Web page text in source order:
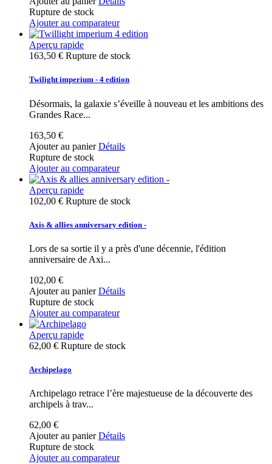
Rupture de stock
Ajouter au comparateur
Aperçu rapide
163,50 € Rupture de stock
Twilight imperium - 4 edition
Désormais, la galaxie s’éveille à nouveau et les ambitions des
Grandes Race...
163,50 €
Ajouter au panier Détails
Rupture de stock
Ajouter au comparateur
Aperçu rapide
102,00 € Rupture de stock
Axis & allies anniversary edition -
Lors de sa sortie il y a près d'une décennie, l'édition
anniversaire de Axi...
102,00 €
Ajouter au panier Détails
Rupture de stock
Ajouter au comparateur
Aperçu rapide
62,00 € Rupture de stock
Archipelago
Archipelago retrace l’ère majestueuse de la découverte des
archipels à trav...
62,00 €
Ajouter au panier Détails
Rupture de stock
Ajouter au comparateur